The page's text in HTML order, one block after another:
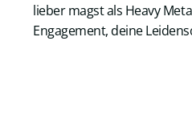
lieber magst als Heavy
Engagement, deine